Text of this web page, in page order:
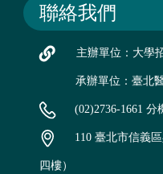
聯絡我們
主辦單位：大學
承辦單位：臺北
(02)2736-1661 分
110 臺北市信義
四樓）